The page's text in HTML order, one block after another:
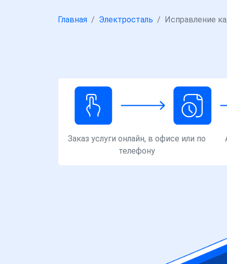
Главная Электросталь Исправление
Заказ услуги онлайн, в офисе или по
телефону